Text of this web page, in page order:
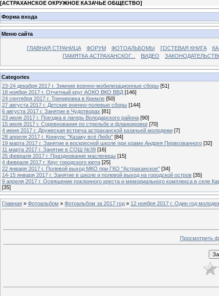
[АСТРАХАНСКОЕ ОКРУЖНОЕ КАЗАЧЬЕ ОБЩЕСТВО]
Форма входа
Меню сайта
ГЛАВНАЯ СТРАНИЦА ФОРУМ ФОТОАЛЬБОМЫ ГОСТЕВАЯ КНИГА
ПАМЯТКА АСТРАХАНСКОГ...
ВИДЕО
Categories
23-24 декабря 2017 г. Зимние военно-мобилизационные сборы [51]
18 ноября 2017 г. Отчетный круг АОКО ВКО ВВД [146]
24 сентября 2017 г. Тренировка в Кремле [50]
27 августа 2017 г. Детские военно-полевые сборы [144]
6 августа 2017 г. Занятие в Чудотворах [81]
23 июля 2017 г. Поездка в лагерь Володарского района [90]
15 июля 2017 г. Соревнования по стрельбе и фланкировке [70]
4 июня 2017 г. Дружеская встреча астраханской казачьей молодежи [7]
28 апреля 2017 г. Конкурс "Казаку всё Любо" [84]
19 марта 2017 г. Занятие в воскресной школе при храме Андрея Первозванного [32]
11 марта 2017 г. Занятие в СОШ №39 [16]
25 февраля 2017 г. Празднование масленицы [15]
4 февраля 2017 г. Круг городского юрта [25]
22 января 2017 г. Полевой выход МКО при ГКО "Астраханское" [34]
14-15 января 2017 г. Занятие в школе и полевой выход на городской остров [35]
9 апреля 2017 г. Освящение поклонного креста и мемориального комплекса в селе
[35]
Главная » Фотоальбом » Фотоальбом за 2017 год » 12 ноября 2017 г. Один год
Просмотреть